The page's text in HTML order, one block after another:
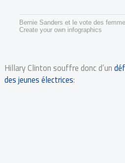
Bernie Sanders et le vote des
Create your own infographics
Hillary Clinton souffre donc d’un
des jeunes électrices: